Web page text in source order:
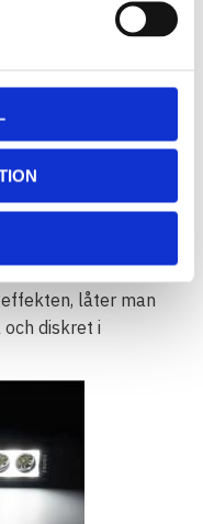
och huset är
samt IP69K med
biltvätt
Svårslagen
gör
val!
som tillval på
positionsljus
låter man
diskret i